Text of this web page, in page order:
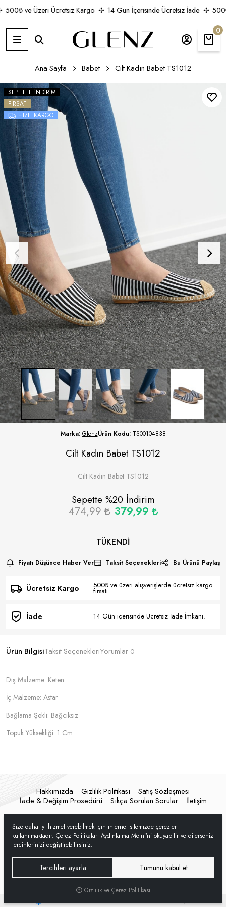
500₺ ve Üzeri Ücretsiz Kargo 14 Gün İçerisinde Ücretsiz İade
500₺
0
Ana Sayfa Babet Cilt Kadın Babet TS1012
SEPETTE İNDIRIM
FIRSAT
HIZLI KARGO
Marka: GlenzÜrün Kodu: TS00104838
Cilt Kadın Babet TS1012
Cilt Kadın Babet TS1012
Sepette %20İndirim
474,99 379,99
TÜKENDI
Fiyatı Düşünce Haber Ver Taksit Seçenekleri Bu Ürünü Paylaş
Ücretsiz Kargo 500₺ ve üzeri alışverişlerde ücretsiz kargo
fırsatı.
İade 14 Gün içerisinde Ücretsiz İade İmkanı.
Ürün BilgisiTaksit SeçenekleriYorumlar 0
Dış Malzeme: Keten
İç Malzeme: Astar
Bağlama Şekli: Bağcıksız
Topuk Yüksekliği: 1 Cm
Hakkımızda Gizlilik Politikası
Satış Sözleşmesi
İade & Değişim Prosedürü
Sıkça Sorulan Sorular İletişim
Size daha iyi hizmet verebilmek için internet sitemizde çerezler
kullanılmaktadır. Çerez Politikaları Aydınlatma Metni’ni okuyabilir ve dilerseniz
tercihlerinizi değiştirebilirsiniz.
Tercihleri ayarla Tümünü kabul et
Gizlilik ve Çerez Politikası